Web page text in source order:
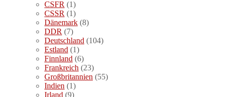
CSFR (1)
CSSR (1)
Dänemark (8)
DDR (7)
Deutschland (104)
Estland (1)
Finnland (6)
Frankreich (23)
Großbritannien (55)
Indien (1)
Irland (9)